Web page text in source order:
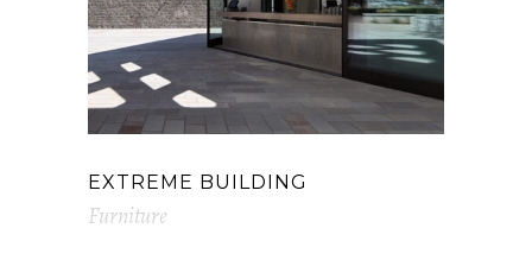
EXTREME BUILDING
Furniture